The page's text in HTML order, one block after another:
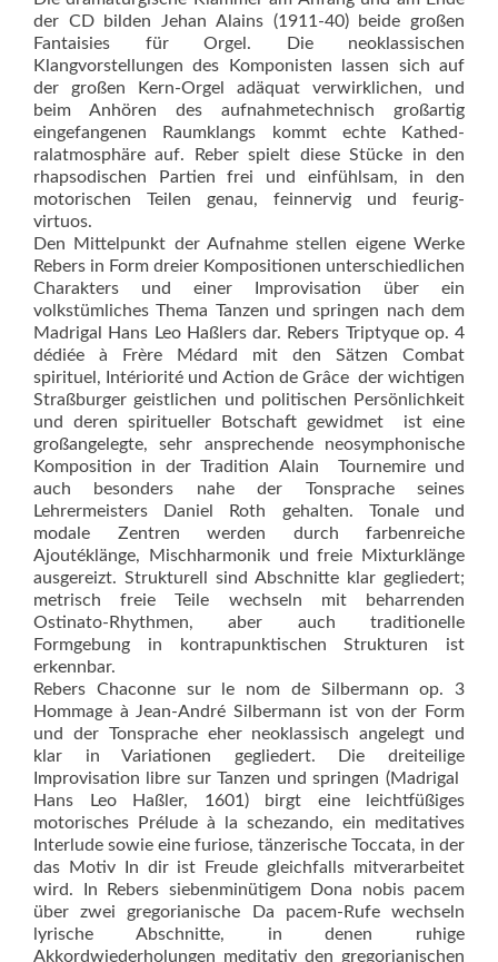
der CD bilden Jehan Alains (1911-40) beide großen
Fantaisies für Orgel. Die neoklassischen
Klangvorstellungen des Komponisten lassen sich auf
der großen Kern-Orgel adäquat verwirklichen, und
beim Anhören des aufnahmetechnisch großartig
eingefangenen Raumklangs kommt echte Kathed­
ralatmosphäre auf. Reber spielt diese Stücke in den
rhapsodischen Partien frei und einfühlsam, in den
motorischen Teilen genau, feinnervig und feurig-
virtuos.
Den Mittelpunkt der Aufnahme stellen eigene Werke
Rebers in Form dreier Kompositionen unterschiedlichen
Charakters und einer Improvisation über ein
volkstümliches Thema Tanzen und springen nach dem
Madrigal Hans Leo Haßlers dar. Rebers Triptyque op. 4
dédiée à Frère Médard mit den Sätzen Combat
spirituel, Intériorité und Action de Grâce  der wichtigen
Straßburger geistlichen und politischen Persönlichkeit
und deren spiritueller Botschaft gewidmet  ist eine
großangelegte, sehr ansprechende neosymphonische
Komposition in der Tradition Alain  Tournemire und
auch besonders nahe der Tonsprache seines
Lehrermeis­ters Daniel Roth gehalten. Tonale und
modale Zentren werden durch farbenreiche
Ajoutéklänge, Mischharmonik und freie Mixturklänge
ausgereizt. Strukturell sind Abschnitte klar gegliedert;
metrisch freie Teile wechseln mit beharrenden
Ostinato-Rhythmen, aber auch traditionelle
Formgebung in kontrapunktischen Strukturen ist
erkennbar.
Rebers Chaconne sur le nom de Silbermann op. 3
Hommage à Jean-André Silbermann ist von der Form
und der Tonsprache eher neoklassisch angelegt und
klar in Variationen gegliedert. Die dreiteilige
Improvisation libre sur Tanzen und springen (Madrigal 
Hans Leo Haßler, 1601) birgt eine leichtfüßiges
motorisches Prélude à la schezando, ein meditatives
Interlude sowie eine furiose, tänzerische Toccata, in der
das Motiv In dir ist Freude gleichfalls mitverarbeitet
wird. In Rebers siebenminütigem Dona nobis pacem
über zwei gregorianische Da pacem-Rufe wechseln
lyrische Abschnitte, in denen ruhige
Akkordwiederholungen meditativ den gregorianischen